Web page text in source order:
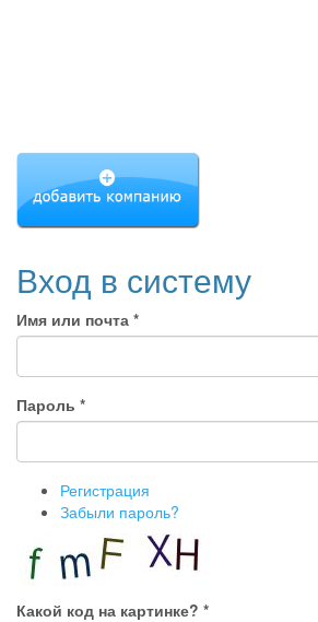
Вход в систему
Имя или почта *
Пароль *
Регистрация
Забыли пароль?
Какой код на картинке? *